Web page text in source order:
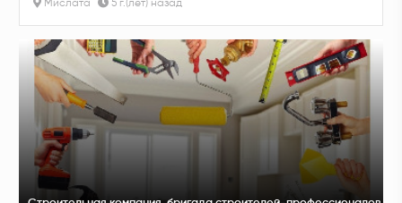
Мислата 5 г.(лет) назад